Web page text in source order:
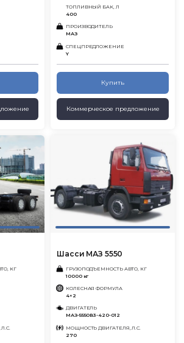
ТОПЛИВНЫЙ БАК, Л
400
ПРОИЗВОДИТЕЛЬ
МАЗ
СПЕЦПРЕДЛОЖЕНИЕ
Y
Купить
Коммерческое предложение
КГ
Шасси МАЗ 5550
ГРУЗОПОДЪЕМНОСТЬ АВТО, КГ
10000 кг
КОЛЕСНАЯ ФОРМУЛА
4×2
ДВИГАТЕЛЬ
МАЗ-5550В3-420-012
МОЩНОСТЬ ДВИГАТЕЛЯ, Л.С.
270